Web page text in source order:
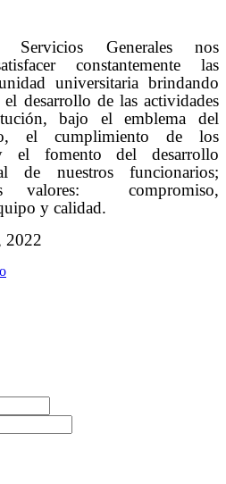
Generales nos
constantemente las
universitaria brindando
el desarrollo de las actividades
bajo el emblema del
el cumplimiento de los
el fomento del desarrollo
de nuestros funcionarios;
valores:
compromiso,
y calidad.
2022